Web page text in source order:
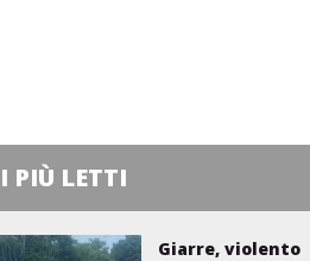
I PIÙ LETTI
Giarre, violento